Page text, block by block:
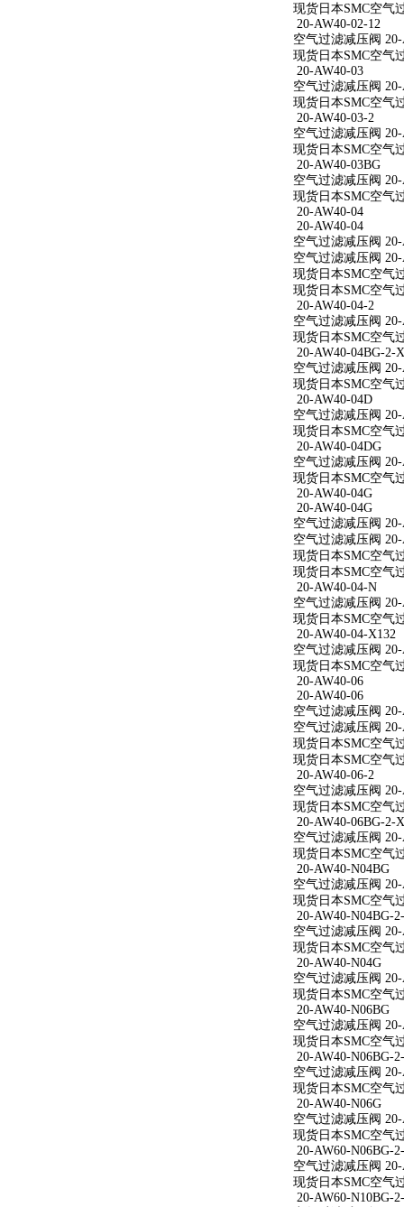
现货日本SMC空气
20-AW40-02-12
空气过滤减压阀 20-
现货日本SMC空气
20-AW40-03
空气过滤减压阀 20-
现货日本SMC空气
20-AW40-03-2
空气过滤减压阀
现货日本SMC空气
20-AW40-03BG
空气过滤减压阀 20-
现货日本SMC空气
20-AW40-04
20-AW40-04
空气过滤减压阀 20-
空气过滤减压阀 20-
现货日本SMC空气
现货日本SMC空气
20-AW40-04-2
空气过滤减压阀
现货日本SMC空气
20-AW40-04BG-2-
空气过滤减压阀
现货日本SMC空气
20-AW40-04D
空气过滤减压阀
现货日本SMC空气
20-AW40-04DG
空气过滤减压阀
现货日本SMC空气
20-AW40-04G
20-AW40-04G
空气过滤减压阀 20-
空气过滤减压阀 20-
现货日本SMC空气
现货日本SMC空气
20-AW40-04-N
空气过滤减压阀
现货日本SMC空气
20-AW40-04-X132
空气过滤减压阀
现货日本SMC空气
20-AW40-06
20-AW40-06
空气过滤减压阀 20-
空气过滤减压阀 20-
现货日本SMC空气
现货日本SMC空气
20-AW40-06-2
空气过滤减压阀
现货日本SMC空气
20-AW40-06BG-2-
空气过滤减压阀
现货日本SMC空气
20-AW40-N04BG
空气过滤减压阀
现货日本SMC空气
20-AW40-N04BG-
空气过滤减压阀
现货日本SMC空气
20-AW40-N04G
空气过滤减压阀
现货日本SMC空气
20-AW40-N06BG
空气过滤减压阀
现货日本SMC空气
20-AW40-N06BG-
空气过滤减压阀
现货日本SMC空气
20-AW40-N06G
空气过滤减压阀
现货日本SMC空气
20-AW60-N06BG-
空气过滤减压阀
现货日本SMC空气
20-AW60-N10BG-